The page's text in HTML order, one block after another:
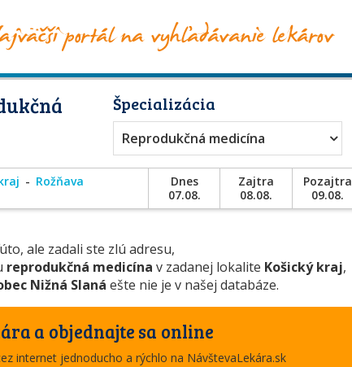
Špecializácia
Reprodukčná medicína
Rožňava
Dnes
07.08.
Zajtra
08.08.
Pozajtra
09.08.
ale zadali ste zlú adresu,
reprodukčná medicína v zadanej lokalite Košický kraj,
Nižná Slaná ešte nie je v našej databáze.
a objednajte sa online
internet jednoducho a rýchlo na NávštevaLekára.sk